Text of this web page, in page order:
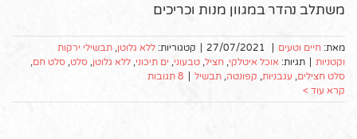
משתלב נהדר במגוון מנות וכריכים
מאת: חיים וטעים |
27/07/2021
| קטגוריות: ללא גלוטן תבשילי ירקות
וקטניות | תגיות: אוכל איטלקי חציל טבעוני ים תיכוני ללא גלוטן סלט סלט חם
סלט חצילים עגבניות קפונטה תבשיל | 8 תגובות
קרא עוד >